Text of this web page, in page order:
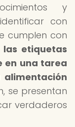
y
con
cumplen con
las etiquetas
en una tarea
se presentan
verdaderos